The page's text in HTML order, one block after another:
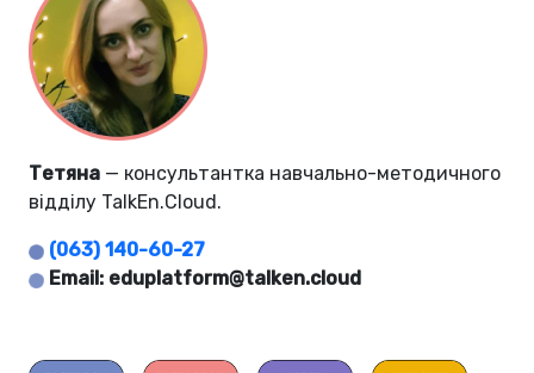
Тетяна — консультантка навчально-методичного
відділу TalkEn.Cloud.
(063) 140-60-27
Email: eduplatform@talken.cloud